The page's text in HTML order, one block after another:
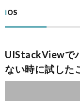
iOS
UIStackViewで
ない時に試した